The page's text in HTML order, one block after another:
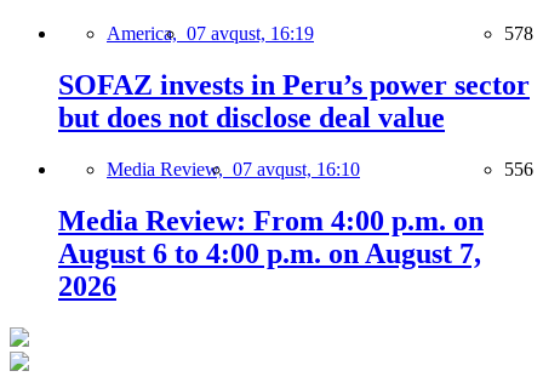
America, 07 avqust, 16:19 578
SOFAZ invests in Peru’s power sector
but does not disclose deal value
Media Review, 07 avqust, 16:10 556
Media Review: From 4:00 p.m. on
August 6 to 4:00 p.m. on August 7,
2026